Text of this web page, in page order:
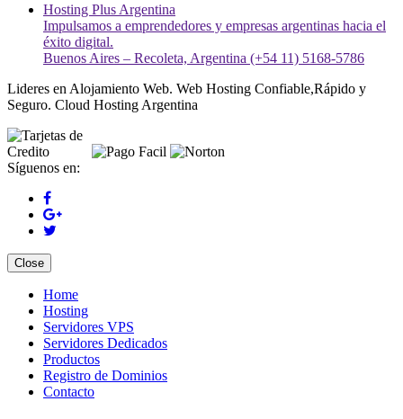
Hosting Plus Argentina
Impulsamos a emprendedores y empresas argentinas hacia el
éxito digital.
Buenos Aires – Recoleta, Argentina (+54 11) 5168-5786
Lideres en Alojamiento Web. Web Hosting Confiable,Rápido y
Seguro. Cloud Hosting Argentina
Síguenos en:
Close
Home
Hosting
Servidores VPS
Servidores Dedicados
Productos
Registro de Dominios
Contacto